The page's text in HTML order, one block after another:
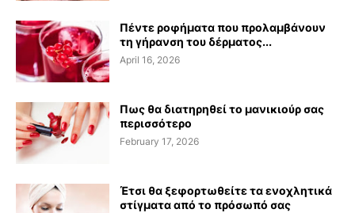
Πέντε ροφήματα που προλαμβάνουν
τη γήρανση του δέρματος...
April 16, 2026
Πως θα διατηρηθεί το μανικιούρ σας
περισσότερο
February 17, 2026
Έτσι θα ξεφορτωθείτε τα ενοχλητικά
στίγματα από το πρόσωπό σας